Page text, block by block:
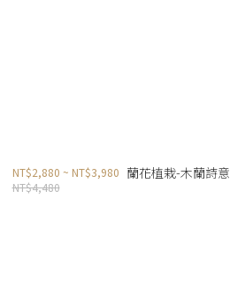
NT$2,880 ~ NT$3,980
NT$4,480
蘭花植栽-木蘭詩意